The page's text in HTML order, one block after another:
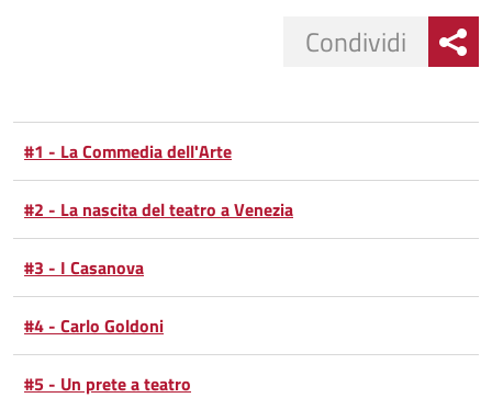
Facebook
su
Twitter
Condividi
su
Google
Plus
Condividi
su
Whatsapp
Condividi
#1 - La Commedia dell'Arte
#2 - La nascita del teatro a Venezia
#3 - I Casanova
#4 - Carlo Goldoni
#5 - Un prete a teatro